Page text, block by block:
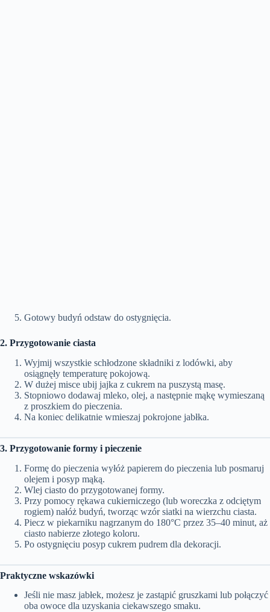
Gotowy budyń odstaw do ostygnięcia.
2. Przygotowanie ciasta
Wyjmij wszystkie schłodzone składniki z lodówki, aby
osiągnęły temperaturę pokojową.
W dużej misce ubij jajka z cukrem na puszystą masę.
Stopniowo dodawaj mleko, olej, a następnie mąkę wymieszaną
z proszkiem do pieczenia.
Na koniec delikatnie wmieszaj pokrojone jabłka.
3. Przygotowanie formy i pieczenie
Formę do pieczenia wyłóż papierem do pieczenia lub posmaruj
olejem i posyp mąką.
Wlej ciasto do przygotowanej formy.
Przy pomocy rękawa cukierniczego (lub woreczka z odciętym
rogiem) nałóż budyń, tworząc wzór siatki na wierzchu ciasta.
Piecz w piekarniku nagrzanym do 180°C przez 35–40 minut, aż
ciasto nabierze złotego koloru.
Po ostygnięciu posyp cukrem pudrem dla dekoracji.
Praktyczne wskazówki
Jeśli nie masz jabłek, możesz je zastąpić gruszkami lub połączyć
oba owoce dla uzyskania ciekawszego smaku.